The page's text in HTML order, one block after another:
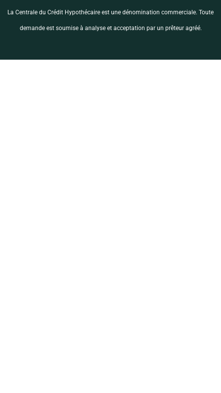
La Centrale du Crédit Hypothécaire est une dénomination commerciale. Toute
demande est soumise à analyse et acceptation par un prêteur agréé.